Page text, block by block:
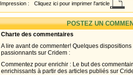
Impression : Cliquez ici pour imprimer l'article
POSTEZ UN
Charte des commentaires
A lire avant de commenter! Quelques
passionnants sur Cridem :
Commentez pour enrichir : Le but des
enrichissants à partir des articles publiés sur